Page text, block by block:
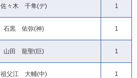
佐々木 千隼(デ) 1
石黒 佑弥(神) 1
山田 龍聖(巨) 1
祖父江 大輔(中) 1